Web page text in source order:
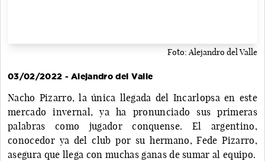
Foto: Alejandro del Valle
03/02/2022 - Alejandro del Valle
Nacho Pizarro, la única llegada del Incarlopsa en este
mercado invernal, ya ha pronunciado sus primeras
palabras como jugador conquense. El argentino,
conocedor ya del club por su hermano, Fede Pizarro,
asegura que llega con muchas ganas de sumar al equipo.